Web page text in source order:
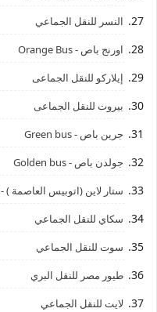
النسر للنقل الجماعي
اورنج باص - Orange Bus
إيلاركو للنقل الجماعى
بيروت للنقل الجماعى
جرين باص - Green bus
جولدن باص - Golden bus
ستار لاين (اتوبيس العاصمة ) - star line
سكاي للنقل الجماعي
سوت للنقل الجماعي
طيور مصر للنقل البري
لايت للنقل الجماعي